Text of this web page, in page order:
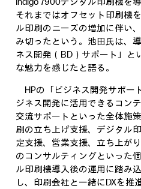
それまではオフセット印刷機
ル印刷のニーズの増加に伴い
み切ったという。池田氏は、
ネス開発（BD）サポート」と
な魅力を感じたと語る。
HPの「ビジネス開発サポー
ジネス開発に活用できるコン
交流サポートといった全体施
刷の立ち上げ支援、デジタル
定支援、営業支援、立ち上が
のコンサルティングといった
ル印刷機導入後の運用に踏み
し、印刷会社と一緒にDXを推